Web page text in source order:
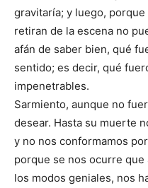
gravitaría; y luego,
retiran de la escena no
afán de saber bien, qué
sentido; es decir, qué
impenetrables.
Sarmiento, aunque no
desear. Hasta su muerte
y no nos conformamos
porque se nos ocurre
los modos geniales, nos